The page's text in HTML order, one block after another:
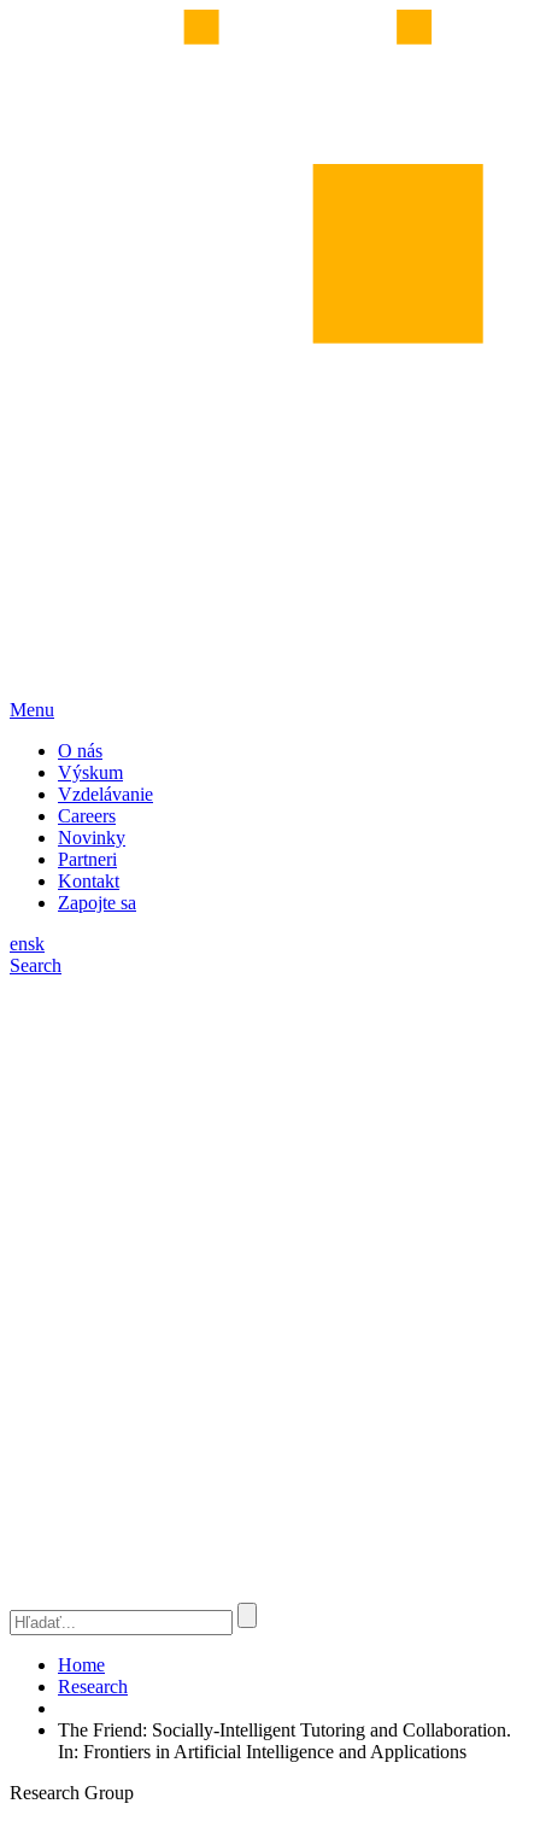
Menu
O nás
Výskum
Vzdelávanie
Careers
Novinky
Partneri
Kontakt
Zapojte sa
ensk
Search
Home
Research
The Friend: Socially-Intelligent Tutoring and Collaboration.
In: Frontiers in Artificial Intelligence and Applications
Research Group